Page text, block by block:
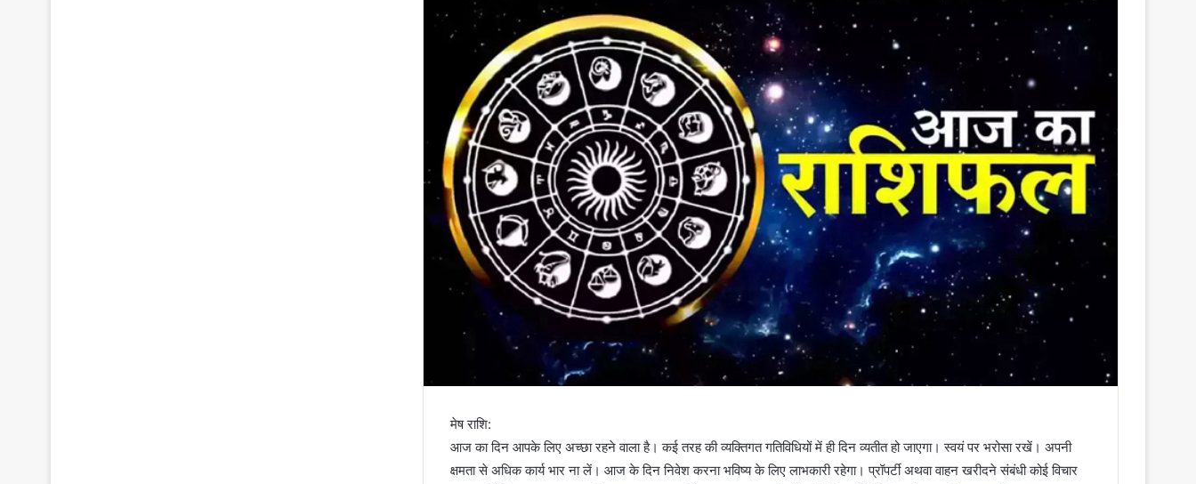
मेष राशि:
आज का दिन आपके लिए अच्छा रहने वाला है। कई तरह की व्यक्तिगत गतिविधियों में ही दिन व्यतीत हो जाएगा। स्वयं पर भरोसा रखें। अपनी
क्षमता से अधिक कार्य भार ना लें। आज के दिन निवेश करना भविष्य के लिए लाभकारी रहेगा। प्रॉपर्टी अथवा वाहन खरीदने संबंधी कोई विचार